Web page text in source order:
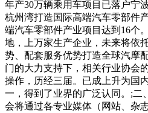
年产30万辆乘用车项目已落户宁
杭州湾打造国际高端汽车零部件
端汽车零部件产业项目达到16
地，上万家生产企业，未来将依
势、配套服务优势打造全球汽
门的大力支持下，相关行业协会
操作，历经三届。已成上升为国
一，得到了业界的广泛认同。;二
会将通过各专业媒体（网站、杂